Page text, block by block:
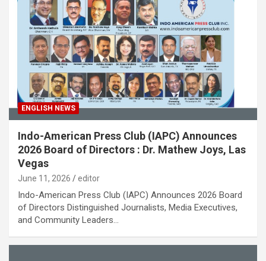
ENGLISH NEWS
Indo-American Press Club (IAPC) Announces
2026 Board of Directors : Dr. Mathew Joys, Las
Vegas
June 11, 2026 editor
Indo-American Press Club (IAPC) Announces 2026 Board
of Directors Distinguished Journalists, Media Executives,
and Community Leaders…